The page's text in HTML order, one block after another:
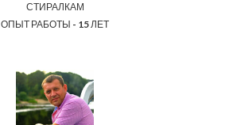
СТИРАЛКАМ
ОПЫТ РАБОТЫ - 15 ЛЕТ